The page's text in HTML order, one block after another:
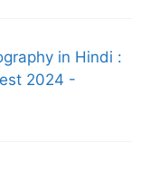
in Hindi :
2024 -